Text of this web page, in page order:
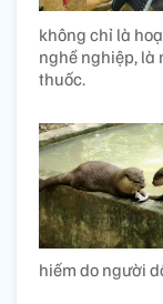
không chỉ là
nghề nghiệp,
thuốc.
hiếm do người